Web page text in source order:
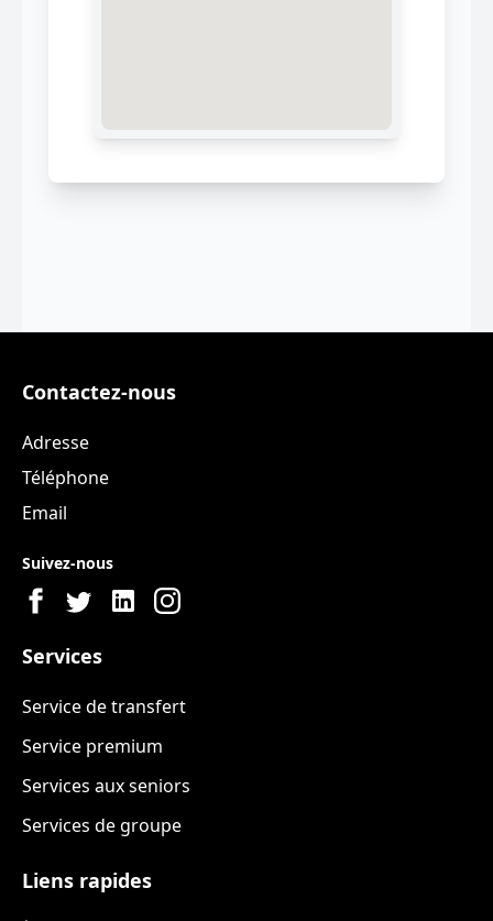
Contactez-nous
Adresse
Téléphone
Email
Suivez-nous
Services
Service de transfert
Service premium
Services aux seniors
Services de groupe
Liens rapides